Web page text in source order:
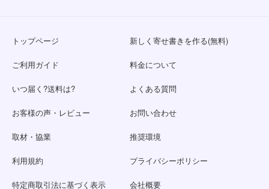
トップページ 新しく寄せ書きを作る(無料)
ご利用ガイド 料金について
いつ届く?送料は? よくある質問
お客様の声・レビュー お問い合わせ
取材・協業 推奨環境
利用規約 プライバシーポリシー
特定商取引法に基づく表示 会社概要